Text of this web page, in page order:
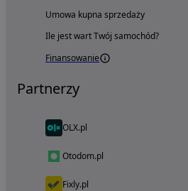
Umowa kupna sprzedaży
Ile jest wart Twój samochód?
Finansowanie
Partnerzy
OLX.pl
Otodom.pl
Fixly.pl